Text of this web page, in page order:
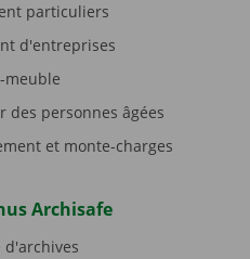
particuliers
d'entreprises
meuble
des personnes âgées
et monte-charges
Archisafe
d'archives